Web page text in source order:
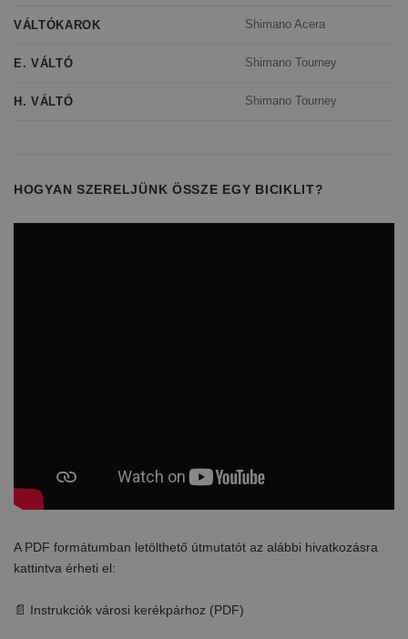
VÁLTÓKAROK Shimano Acera
E. VÁLTÓ Shimano Tourney
H. VÁLTÓ Shimano Tourney
HOGYAN SZERELJÜNK ÖSSZE EGY BICIKLIT?
A PDF formátumban letölthető útmutatót az alábbi hivatkozásra
kattintva érheti el:
📄 Instrukciók városi kerékpárhoz (PDF)